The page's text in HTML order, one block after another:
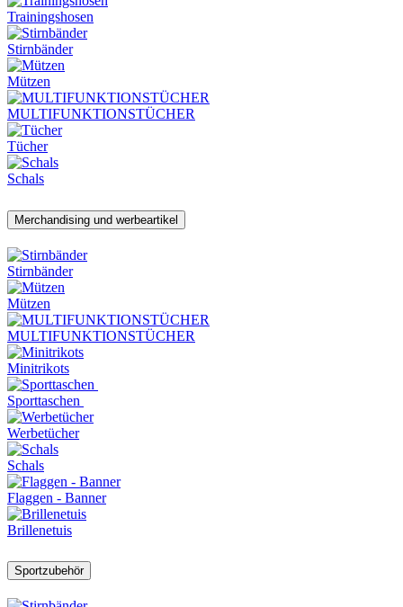
Trainingshosen
Stirnbänder
Mützen
MULTIFUNKTIONSTÜCHER
Tücher
Schals
Merchandising und werbeartikel
Stirnbänder
Mützen
MULTIFUNKTIONSTÜCHER
Minitrikots
Sporttaschen
Werbetücher
Schals
Flaggen - Banner
Brillenetuis
Sportzubehör